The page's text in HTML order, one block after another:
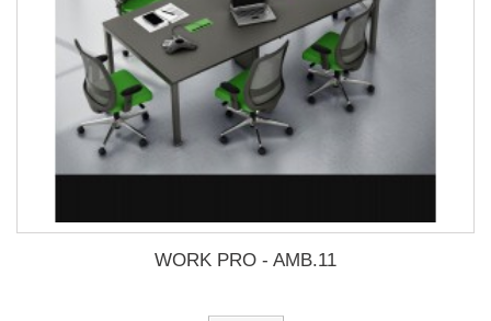
WORK PRO - AMB.11